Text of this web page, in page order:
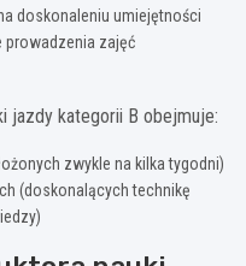
doskonaleniu umiejętności
prowadzenia zajęć
jazdy kategorii B obejmuje:
zwykle na kilka tygodni)
(doskonalących technikę